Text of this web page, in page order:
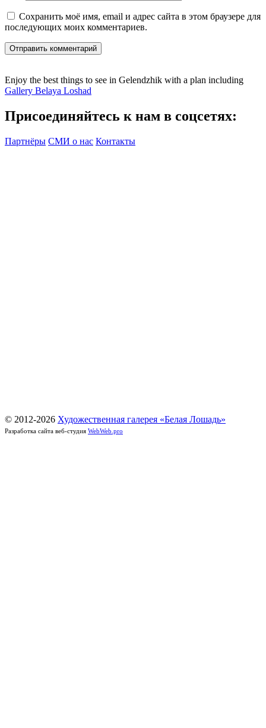
Сохранить моё имя, email и адрес сайта в этом браузере для
последующих моих комментариев.
Отправить комментарий
Enjoy the best things to see in Gelendzhik with a plan including
Gallery Belaya Loshad
Присоединяйтесь к нам в соцсетях:
Партнёры СМИ о нас Контакты
© 2012-2026 Художественная галерея «Белая Лошадь»
Разработка сайта веб-студия WebWeb.pro